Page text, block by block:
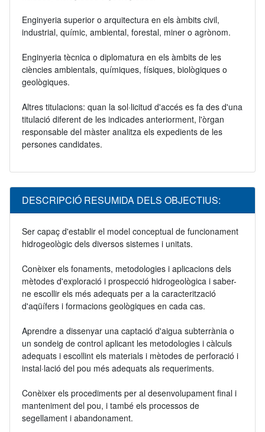
Enginyeria superior o arquitectura en els àmbits civil,
industrial, químic, ambiental, forestal, miner o agrònom.
Enginyeria tècnica o diplomatura en els àmbits de les
ciències ambientals, químiques, físiques, biològiques o
geològiques.
Altres titulacions: quan la sol·licitud d'accés es fa des d'una
titulació diferent de les indicades anteriorment, l'òrgan
responsable del màster analitza els expedients de les
persones candidates.
DESCRIPCIÓ RESUMIDA DELS OBJECTIUS:
Ser capaç d'establir el model conceptual de funcionament
hidrogeològic dels diversos sistemes i unitats.
Conèixer els fonaments, metodologies i aplicacions dels
mètodes d'exploració i prospecció hidrogeològica i saber-
ne escollir els més adequats per a la caracterització
d'aqüífers i formacions geològiques en cada cas.
Aprendre a dissenyar una captació d'aigua subterrània o
un sondeig de control aplicant les metodologies i càlculs
adequats i escollint els materials i mètodes de perforació i
instal·lació del pou més adequats als requeriments.
Conèixer els procediments per al desenvolupament final i
manteniment del pou, i també els processos de
segellament i abandonament.